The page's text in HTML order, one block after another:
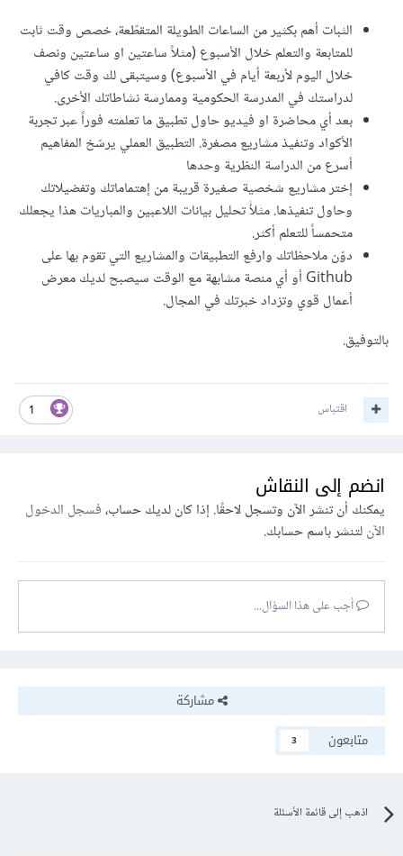
الثبات أهم بكثير من الساعات الطويلة المتقطّعة، خصص وقت ثابت
للمتابعة والتعلم خلال الأسبوع (مثلاً ساعتين او ساعتين ونصف
خلال اليوم لأربعة أيام في الأسبوع) وسيتبقى لك وقت كافي
لدراستك في المدرسة الحكومية وممارسة نشاطاتك الأخرى.
بعد أي محاضرة او فيديو حاول تطبيق ما تعلمته فوراً عبر تجربة
الأكواد وتنفيذ مشاريع مصغرة. التطبيق العملي يرسّخ المفاهيم
أسرع من الدراسة النظرية وحدها
إختر مشاريع شخصية صغيرة قريبة من إهتماماتك وتفضيلاتك
وحاول تنفيذها. مثلأً تحليل بيانات اللاعبين والمباريات هذا يجعلك
متحمساً للتعلم أكثر.
دوّن ملاحظاتك وارفع التطبيقات والمشاريع التي تقوم بها على
Github أو أي منصة مشابهة مع الوقت سيصبح لديك معرض
أعمال قوي وتزداد خبرتك في المجال.
بالتوفيق.
1 اقتباس
انضم إلى النقاش
يمكنك أن تنشر الآن وتسجل لاحقًا. إذا كان لديك حساب،فسجل الدخول
الآنلتنشر باسم حسابك.
أجب على هذا السؤال...
مشاركة
متابعون
3
اذهب إلى قائمة الأسئلة